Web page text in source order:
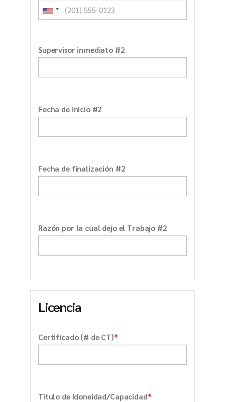
Supervisor inmediato #2
Fecha de inicio #2
Fecha de finalización #2
Razón por la cual dejo el Trabajo #2
Licencia
Certificado (# de CT)*
Titulo de Idoneidad/Capacidad*